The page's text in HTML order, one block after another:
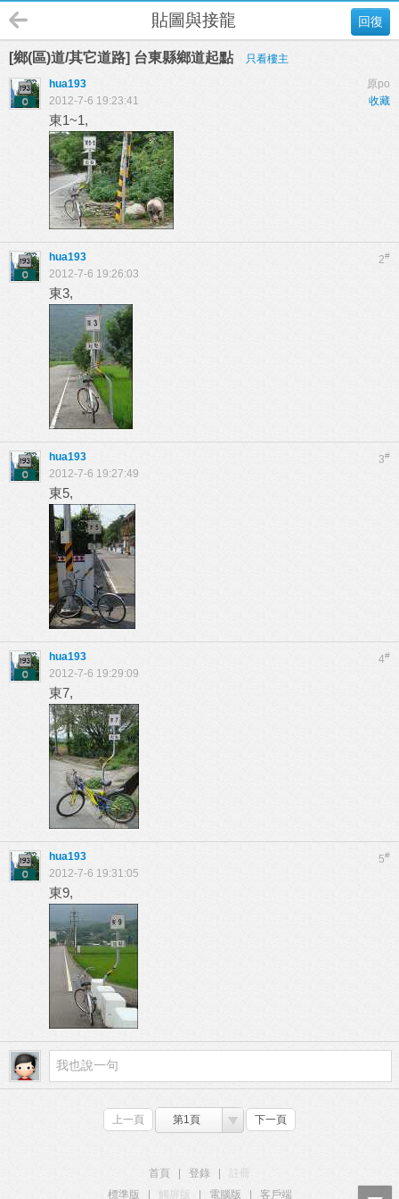
回復
貼圖與接龍
[鄉(區)道/其它道路] 台東縣鄉道起點
只看樓主
原po
hua193
收藏
2012-7-6 19:23:41
東1~1,
2#
hua193
2012-7-6 19:26:03
東3,
3#
hua193
2012-7-6 19:27:49
東5,
4#
hua193
2012-7-6 19:29:09
東7,
5#
hua193
2012-7-6 19:31:05
東9,
上一頁 第1頁 下一頁
首頁 登錄
標準版
觸屏版 電腦版 客戶端